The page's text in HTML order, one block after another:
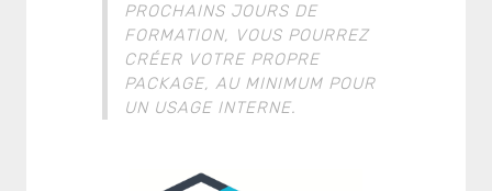
PROCHAINS JOURS DE
FORMATION, VOUS POURREZ
CRÉER VOTRE PROPRE
PACKAGE, AU MINIMUM POUR
UN USAGE INTERNE.